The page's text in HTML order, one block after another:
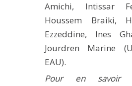
Amichi, Intissar
Houssem Braiki,
Ezzeddine, Ines
Jourdren Marine
EAU).
Pour en savoir